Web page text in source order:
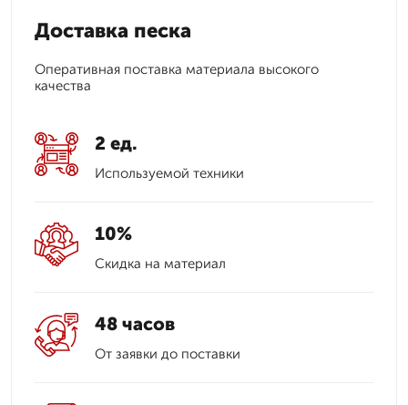
Доставка песка
Оперативная поставка материала высокого
качества
2 ед.
Используемой техники
10%
Скидка на материал
48 часов
От заявки до поставки